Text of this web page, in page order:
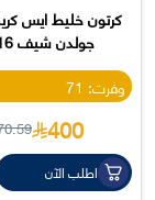
كرتون خليط ايس
جولدن شيف 16 عبوة
وفرت: 71
400
اطلب الآن